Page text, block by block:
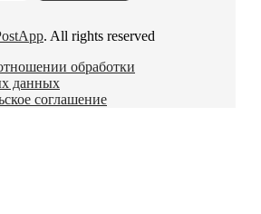
. All rights reserved
обработки
данных
соглашение